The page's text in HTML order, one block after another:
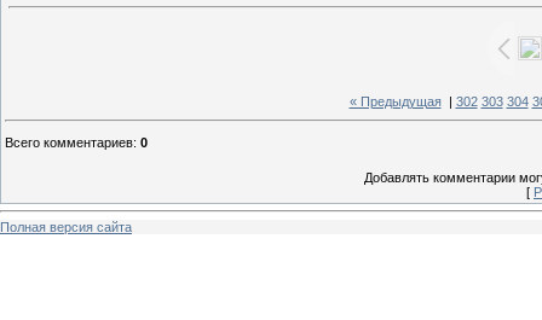
« Предыдущая| 302 303 304
Всего комментариев: 0
Добавлять комментарии
[
Полная версия сайта